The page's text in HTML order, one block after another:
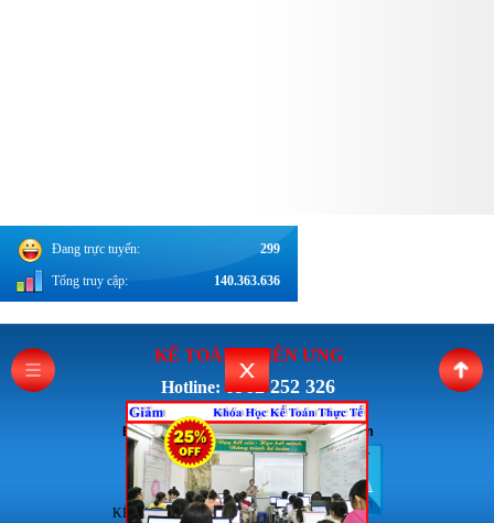
Đang trực tuyến: 299
Tổng truy cập: 140.363.636
KẾ TOÁN THIÊN ƯNG
Hotline: 0962 252 326
Email: Ketoanthienung6868@gmail.com
KẾ TOÁN THIÊN ƯNG